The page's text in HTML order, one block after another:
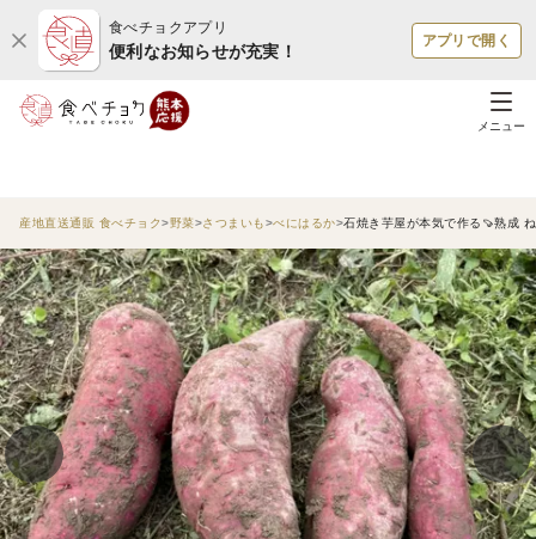
食べチョクアプリ
便利なお知らせが充実！
アプリで開く
メニュー
産地直送通販 食べチョク 野菜 さつまいも べにはるか 石焼き芋屋が本気で作る🍠熟成